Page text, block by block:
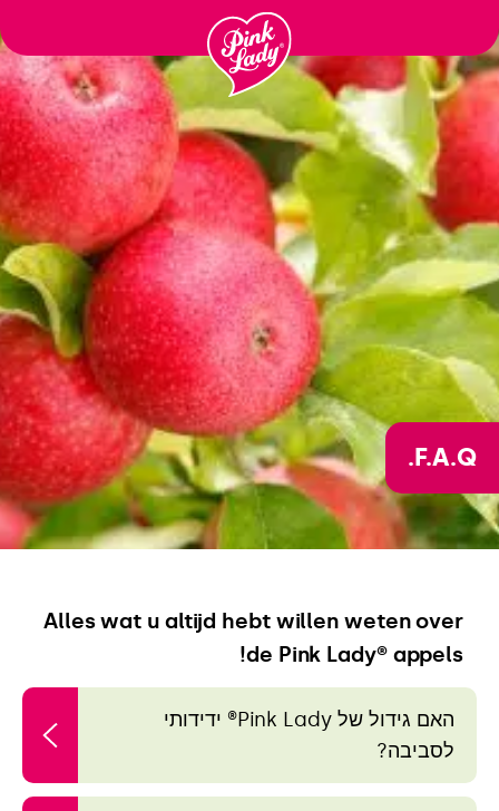
לתוכן
F.A.Q.
Alles wat u altijd hebt willen weten over
de Pink Lady® appels!
האם גידול של Pink Lady® ידידותי
לסביבה?